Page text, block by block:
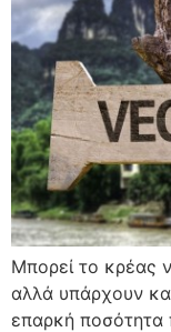
Μπορεί το κρέας
αλλά υπάρχουν
επαρκή ποσότητα